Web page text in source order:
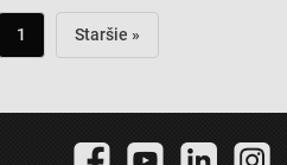
1 Staršie »